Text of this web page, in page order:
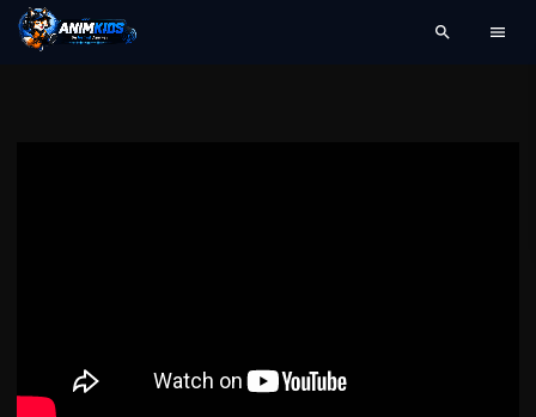
search menu